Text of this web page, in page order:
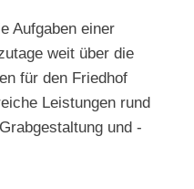
Aufgaben einer
weit über die
für den Friedhof
Leistungen rund
und -